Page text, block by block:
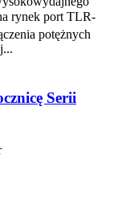
rynek port TLR-
potężnych
Serii